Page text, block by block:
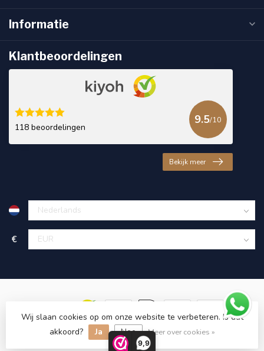
9,9
Informatie
Klantbeoordelingen
118 beoordelingen
9.5/10
Bekijk meer
€
© Copyright 2026 KING Microschroeven
Wij slaan cookies op om onze website te verbeteren. Is dat
akkoord?
Ja Nee Meer over cookies »